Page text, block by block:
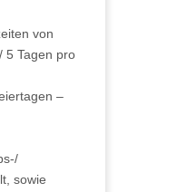
von
5 Tagen pro
–
sowie